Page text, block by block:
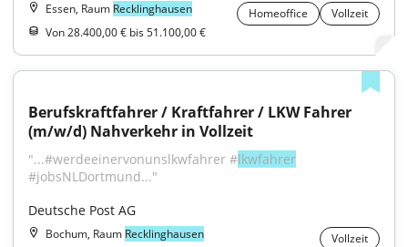
Essen, Raum Recklinghausen Homeoffice
Vollzeit
Von 28.400,00 € bis 51.100,00 €
Berufskraftfahrer / Kraftfahrer / LKW Fahrer
(m/w/d) Nahverkehr in Vollzeit
"...#werdeeinervonunslkwfahrer #lkwfahrer
#jobsNLDortmund..."
Deutsche Post AG
Bochum, Raum Recklinghausen
Vollzeit